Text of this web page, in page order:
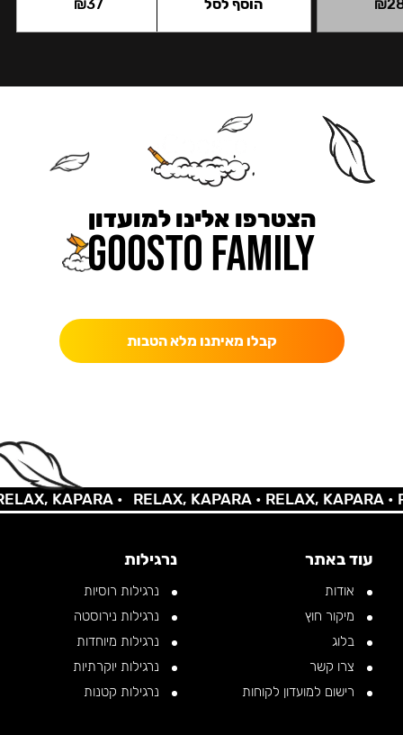
₪
₪37 הוסף לסל
הצטרפו אלינו למועדון
קבלו מאיתנו מלא הטבות
KAPARA • RELAX, KAPARA •RELAX, KAPARA •
עוד באתר
אודות
מיקור חוץ
בלוג
צרו קשר
רישום למועדון לקוחות
נרגילות
נרגילות רוסיות
נרגילות נירוסטה
נרגילות מיוחדות
נרגילות יוקרתיות
נרגילות קטנות